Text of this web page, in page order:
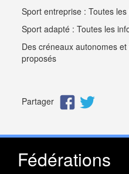
Sport entreprise : Toutes
Sport adapté : Toutes les
Des créneaux autonomes
proposés
Partager
Fédérations